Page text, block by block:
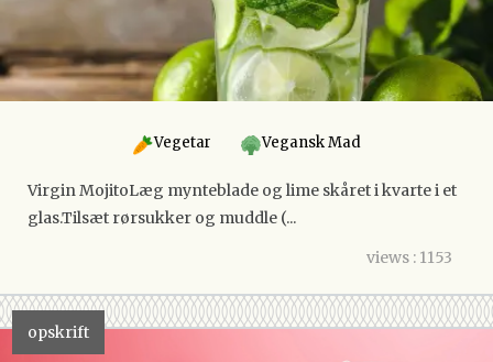
Vegetar Vegansk Mad
Virgin MojitoLæg mynteblade og lime skåret i kvarte i et
glas.Tilsæt rørsukker og muddle (...
views : 1153
opskrift